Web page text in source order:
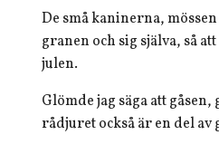
De små kaninerna,
granen och sig själva, så
julen.
Glömde jag säga att
rådjuret också är en del av